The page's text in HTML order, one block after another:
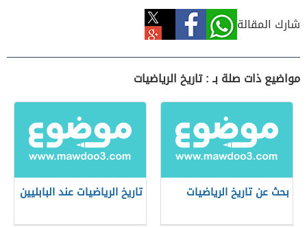
شارك المقالة
مواضيع ذات صلة بـ : تاريخ الرياضيات
بحث عن تاريخ الرياضيات تاريخ الرياضيات عند البابليين